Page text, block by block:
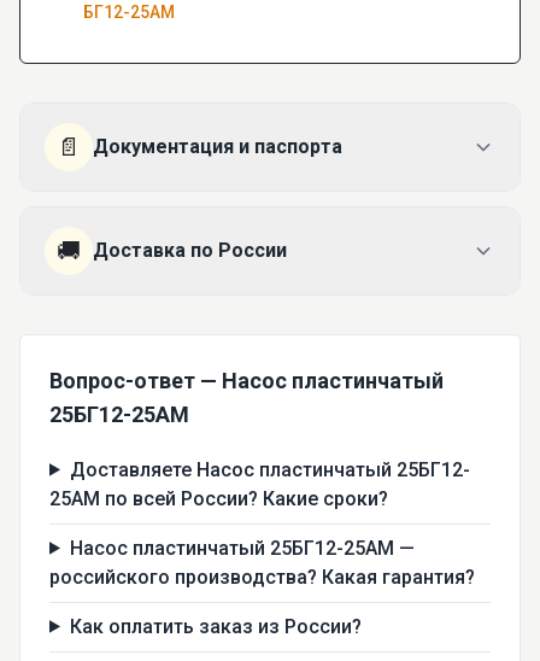
БГ12-25АМ
📄 Документация и паспорта
🚚 Доставка по России
Вопрос-ответ — Насос пластинчатый
25БГ12-25АМ
Доставляете Насос пластинчатый 25БГ12-
25АМ по всей России? Какие сроки?
Насос пластинчатый 25БГ12-25АМ —
российского производства? Какая гарантия?
Как оплатить заказ из России?